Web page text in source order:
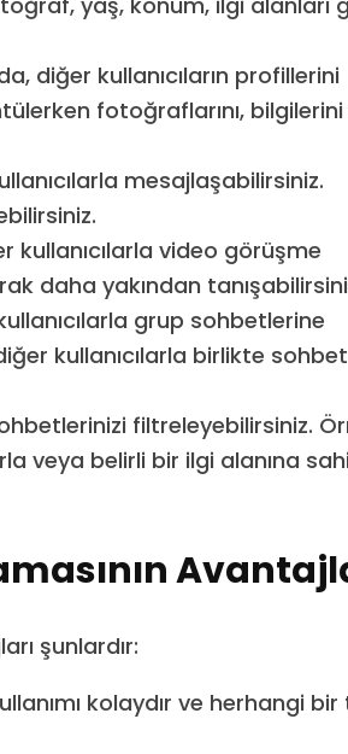
diğer kullanıcıların profillerini
fotoğraflarını, bilgilerini
mesajlaşabilirsiniz.
kullanıcılarla video görüşme
daha yakından
grup sohbetlerine
kullanıcılarla birlikte sohbet
filtreleyebilirsiniz.
veya belirli bir ilgi alanına
şunlardır:
kolaydır ve herhangi